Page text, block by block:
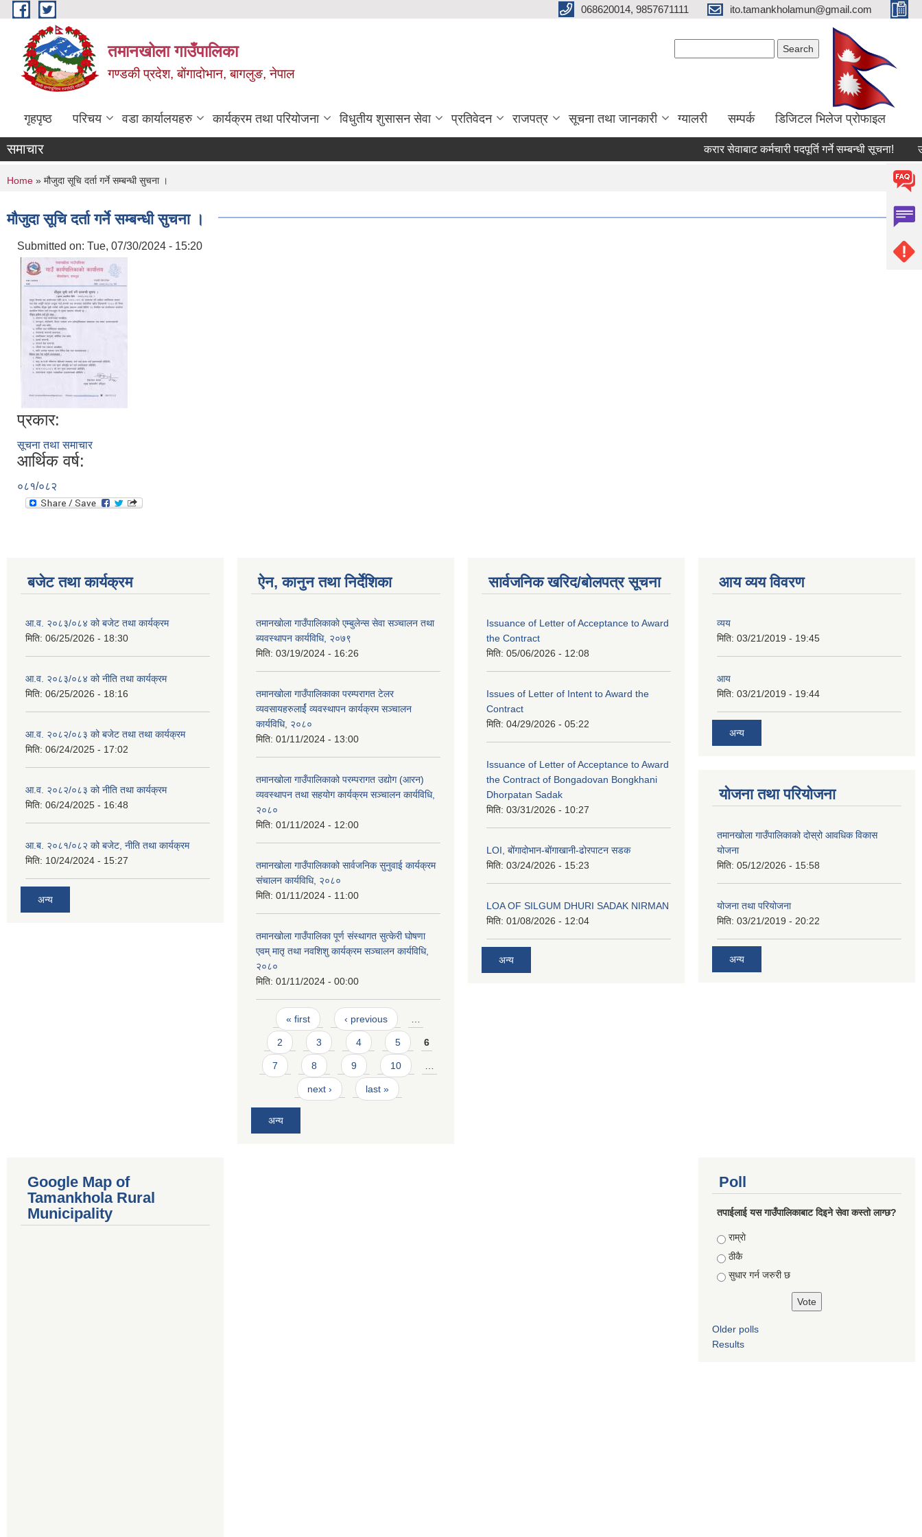
Skip to main content 068620014, 9857671111 ito.tamankholamun@gmail.com
तमानखोला गाउँपालिका
गण्डकी प्रदेश, बोंगादोभान, बागलुङ, नेपाल
गृहपृष्ठ परिचय वडा कार्यालयहरु कार्यक्रम तथा परियोजना विधुतीय शुसासन सेवा प्रतिवेदन राजपत्र सूचना तथा जानकारी ग्यालरी सम्पर्क डिजिटल भिलेज प्राेफाइल
समाचार करार सेवाबाट कर्मचारी पदपूर्ति गर्ने सम्बन्धी सूचना!
You are here
Home » मौजुदा सूचि दर्ता गर्ने सम्बन्धी सुचना ।
मौजुदा सूचि दर्ता गर्ने सम्बन्धी सुचना ।
Submitted on: Tue, 07/30/2024 - 15:20
प्रकार:
सूचना तथा समाचार
आर्थिक वर्ष:
०८१/०८२
बजेट तथा कार्यक्रम
आ.व. २०८३/०८४ को बजेट तथा कार्यक्रम
मिति: 06/25/2026 - 18:30
आ.व. २०८३/०८४ को नीति तथा कार्यक्रम
मिति: 06/25/2026 - 18:16
आ.व. २०८२/०८३ को बजेट तथा तथा कार्यक्रम
मिति: 06/24/2025 - 17:02
आ.व. २०८२/०८३ को नीति तथा कार्यक्रम
मिति: 06/24/2025 - 16:48
आ.ब. २०८१/०८२ को बजेट, नीति तथा कार्यक्रम
मिति: 10/24/2024 - 15:27
अन्य
ऐन, कानुन तथा निर्देशिका
तमानखाेला गाउँपालिकाकाे एम्बुलेन्स सेवा सञ्‍चालन तथा
ब्यवस्थापन कार्यविधि, २०७९
मिति: 03/19/2024 - 16:26
तमानखोला गाउँपालिकाका परम्परागत टेलर
व्यवसायहरुलार्ई व्यवस्थापन कार्यक्रम सञ्चालन
कार्यविधि, २०८०
मिति: 01/11/2024 - 13:00
तमानखोला गाउँपालिकाको परम्परागत उद्योग (आरन)
व्यवस्थापन तथा सहयोग कार्यक्रम सञ्चालन कार्यविधि,
२०८०
मिति: 01/11/2024 - 12:00
तमानखोला गाउँपालिकाको सार्वजनिक सुनुवाई कार्यक्रम
संचालन कार्यविधि, २०८०
मिति: 01/11/2024 - 11:00
तमानखोला गाउँपालिका पूर्ण संस्थागत सुत्केरी घोषणा
एवम् मातृ तथा नवशिशु कार्यक्रम सञ्चालन कार्यविधि,
२०८०
मिति: 01/11/2024 - 00:00
Pages
« first ‹ previous
2 3 4 5 6
7 8 9 10
next › last »
अन्य
सार्वजनिक खरिद/बोलपत्र सूचना
Issuance of Letter of Acceptance to Award
the Contract
मिति: 05/06/2026 - 12:08
Issues of Letter of Intent to Award the
Contract
मिति: 04/29/2026 - 05:22
Issuance of Letter of Acceptance to Award
the Contract of Bongadovan Bongkhani
Dhorpatan Sadak
मिति: 03/31/2026 - 10:27
LOI, बोंगादोभान-बोंगाखानी-ढोरपाटन सडक
मिति: 03/24/2026 - 15:23
LOA OF SILGUM DHURI SADAK NIRMAN
मिति: 01/08/2026 - 12:04
अन्य
आय व्यय विवरण
व्यय
मिति: 03/21/2019 - 19:45
आय
मिति: 03/21/2019 - 19:44
अन्य
योजना तथा परियोजना
तमानखोला गाउँपालिकाको दोस्रो आवधिक विकास
योजना
मिति: 05/12/2026 - 15:58
योजना तथा परियोजना
मिति: 03/21/2019 - 20:22
अन्य
Google Map of
Tamankhola Rural
Municipality
Poll
तपाईलाई यस गाउँपालिकाबाट दिइने सेवा कस्तो लाग्छ?
Choices
राम्राे
ठीकै
सुधार गर्न जरुरी छ
Older polls
Results